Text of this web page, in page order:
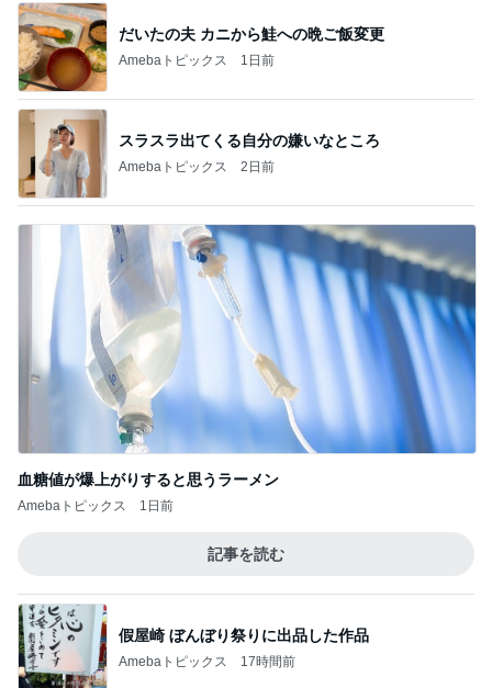
だいたの夫 カニから鮭への晩ご飯変更
Amebaトピックス 1日前
スラスラ出てくる自分の嫌いなところ
Amebaトピックス 2日前
血糖値が爆上がりすると思うラーメン
Amebaトピックス 1日前
記事を読む
假屋崎 ぼんぼり祭りに出品した作品
Amebaトピックス 17時間前